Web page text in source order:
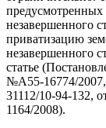
предусмотренных
незавершенного
приватизацию
незавершенного
статье
№А55-16774/
31112/10-94-132,
1164/2008).